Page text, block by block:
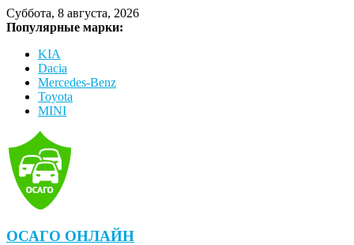
Суббота, 8 августа, 2026
Популярные марки:
KIA
Dacia
Mercedes-Benz
Toyota
MINI
ОСАГО ОНЛАЙН